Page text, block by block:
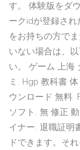
す。 体験版をダ
ークidが登録さ
をお持ちの方で
いない場合は、
い。 ゲーム 上海
ミ. Hgp 教科書
ウンロード 無料.
ソフト. 無 修正
イナー. 退職証明
ドできます。そ